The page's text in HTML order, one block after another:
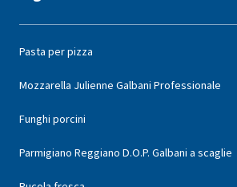
Pasta per pizza
Mozzarella Julienne Galbani Professionale
Funghi porcini
Parmigiano Reggiano D.O.P. Galbani a scaglie